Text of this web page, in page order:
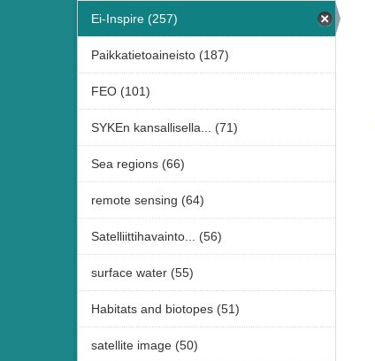
Ei-Inspire (257)
Paikkatietoaineisto (187)
FEO (101)
SYKEn kansallisella... (71)
Sea regions (66)
remote sensing (64)
Satelliittihavainto... (56)
surface water (55)
Habitats and biotopes (51)
satellite image (50)